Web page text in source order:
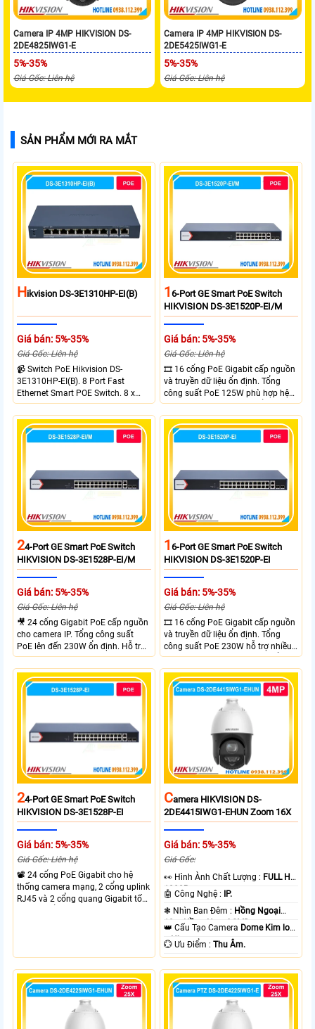
Camera IP 4MP HIKVISION DS-
2DE4825IWG1-E
5%-35%
Giá Gốc: Liên hệ
Camera IP 4MP HIKVISION DS-
2DE5425IWG1-E
5%-35%
Giá Gốc: Liên hệ
SẢN PHẨM MỚI RA MẮT
HIkvision DS-3E1310HP-EI(B)
Giá bán: 5%-35%
Giá Gốc: Liên hệ
📹 Switch PoE Hikvision DS-
3E1310HP-EI(B). 8 Port Fast
Ethernet Smart POE Switch. 8 x
10/100M PoE Ports, 2 x Gigabit
Uplink Ports.
16-Port GE Smart PoE Switch
HIKVISION DS-3E1520P-EI/M
Giá bán: 5%-35%
Giá Gốc: Liên hệ
🎞 16 cổng PoE Gigabit cấp nguồn
và truyền dữ liệu ổn định. Tổng
công suất PoE 125W phù hợp hệ
thống camera IP vừa. 2 cổng RJ45
Gigabit và 2 cổng quang SFP mở
rộng linh hoạt. Hỗ trợ truyền PoE
xa tối đa lên đến 300 mét.
24-Port GE Smart PoE Switch
HIKVISION DS-3E1528P-EI/M
Giá bán: 5%-35%
Giá Gốc: Liên hệ
🎥 24 cổng Gigabit PoE cấp nguồn
cho camera IP. Tổng công suất
PoE lên đến 230W ổn định. Hỗ trợ
truyền PoE xa đến 300 mét. Băng
thông chuyển mạch đạt 68 Gbps
mạnh mẽ.
16-Port GE Smart PoE Switch
HIKVISION DS-3E1520P-EI
Giá bán: 5%-35%
Giá Gốc: Liên hệ
🎞 16 cổng PoE Gigabit cấp nguồn
và truyền dữ liệu ổn định. Tổng
công suất PoE 230W hỗ trợ nhiều
thiết bị cùng lúc. Tốc độ chuyển
mạch 68Gbps đảm bảo hiệu suất
cao ổn định. Hỗ trợ truyền PoE xa
lên đến 300m cho hệ thống
24-Port GE Smart PoE Switch
HIKVISION DS-3E1528P-EI
Giá bán: 5%-35%
Giá Gốc: Liên hệ
📽 24 cổng PoE Gigabit cho hệ
thống camera mạng, 2 cổng uplink
RJ45 và 2 cổng quang Gigabit tốc
CAmera HIKVISION DS-
2DE4415IWG1-EHUN Zoom 16X
Giá bán: 5%-35%
Giá Gốc:
️👀 Hình Ành Chất Lượng : FULL HD
1080P .
🤖️ Công Nghệ :
IP.
❃ Nhìn Ban Đêm : Hồng Ngoại
10m Hồng Ngoại SMD.
👑 Cấu Tạo Camera Dome Kim loại
+ Nhựa.
️💮 Ưu Điểm :Thu Âm.